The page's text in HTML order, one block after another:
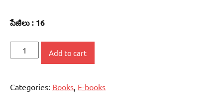
పేజీలు : 16
ప్రభుత్వ
విలవిలాడుతున్న
Add to cart
Categories: Books, E-books